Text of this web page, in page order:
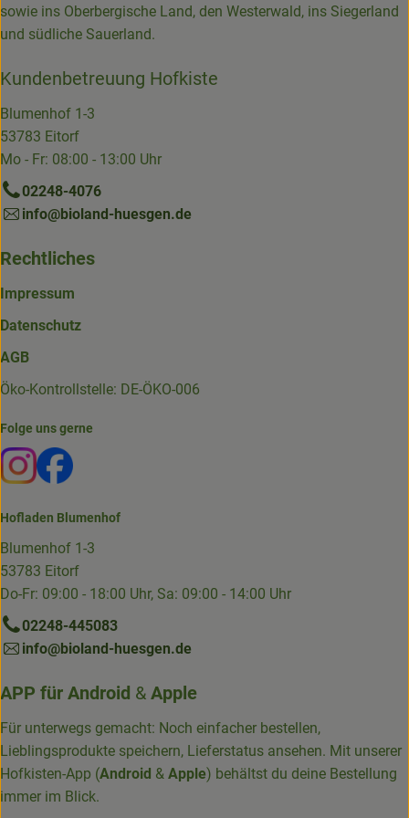
sowie ins Oberbergische Land, den Westerwald, ins Siegerland
und südliche Sauerland.
Kundenbetreuung Hofkiste
Blumenhof 1-3
53783 Eitorf
Mo - Fr: 08:00 - 13:00 Uhr
02248-4076
info@bioland-huesgen.de
Rechtliches
Impressum
Datenschutz
AGB
Öko-Kontrollstelle: DE-ÖKO-006
Folge uns gerne
Externer Link zu https://www.instagram.com/die.hofkiste/
Externer Link zu https://www.facebook.com/p/Die-
Hofladen Blumenhof
Blumenhof 1-3
53783 Eitorf
Do-Fr: 09:00 - 18:00 Uhr, Sa: 09:00 - 14:00 Uhr
02248-445083
info@bioland-huesgen.de
APP für Android & Apple
Für unterwegs gemacht: Noch einfacher bestellen,
Lieblingsprodukte speichern, Lieferstatus ansehen. Mit unserer
Hofkisten-App (Android & Apple) behältst du deine Bestellung
immer im Blick.